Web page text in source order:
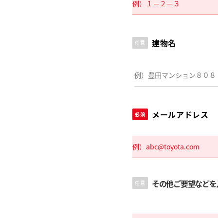
任意 建物名
必須 メールアドレス
任意 その他ご要望など